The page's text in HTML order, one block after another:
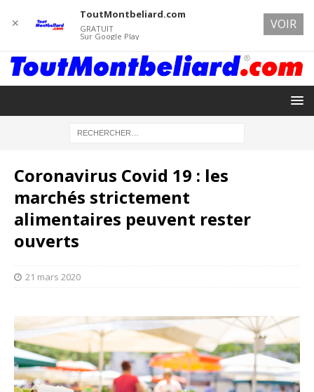
Coronavirus Covid 19 : les
marchés strictement
alimentaires peuvent rester
ouverts
21 mars 2020
✕
ToutMontbeliard.com
GRATUIT
Sur Google Play
VOIR